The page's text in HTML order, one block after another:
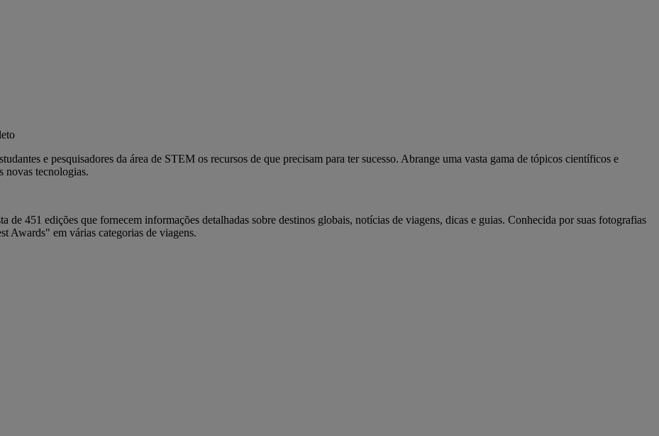
e pesquisadores da área de STEM os recursos de que precisam para ter sucesso. Abrange uma vasta gama de tópicos científicos e
novas tecnologias.
451 edições que fornecem informações detalhadas sobre destinos globais, notícias de viagens, dicas e guias. Conhecida por suas fotografias
Awards" em várias categorias de viagens.